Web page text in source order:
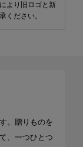
より旧ロゴと新
ください。
。贈りものを
、一つひとつ